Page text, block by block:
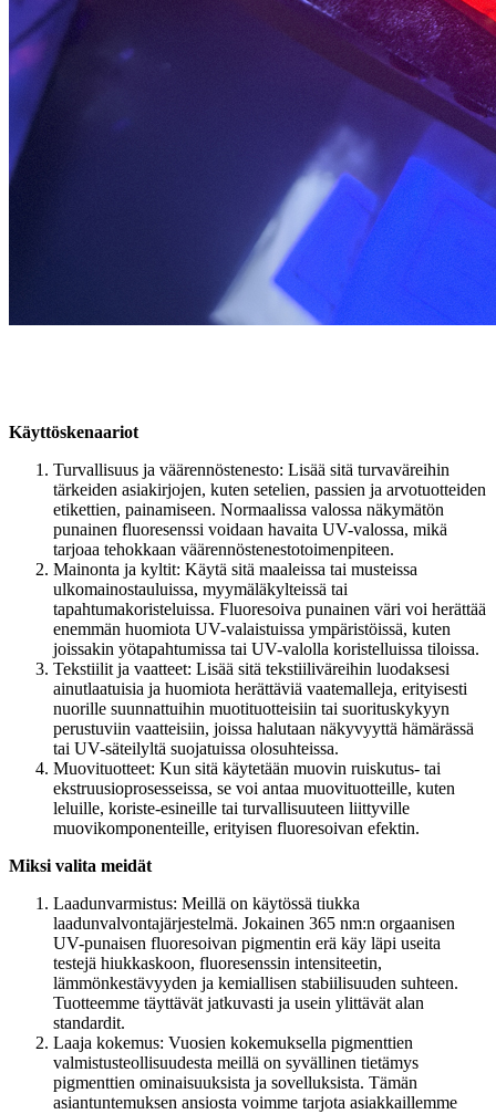
Käyttöskenaariot
Turvallisuus ja väärennöstenesto: Lisää sitä turvaväreihin
tärkeiden asiakirjojen, kuten setelien, passien ja arvotuotteiden
etikettien, painamiseen. Normaalissa valossa näkymätön
punainen fluoresenssi voidaan havaita UV-valossa, mikä
tarjoaa tehokkaan väärennöstenestotoimenpiteen.
Mainonta ja kyltit: Käytä sitä maaleissa tai musteissa
ulkomainostauluissa, myymäläkylteissä tai
tapahtumakoristeluissa. Fluoresoiva punainen väri voi herättää
enemmän huomiota UV-valaistuissa ympäristöissä, kuten
joissakin yötapahtumissa tai UV-valolla koristelluissa tiloissa.
Tekstiilit ja vaatteet: Lisää sitä tekstiiliväreihin luodaksesi
ainutlaatuisia ja huomiota herättäviä vaatemalleja, erityisesti
nuorille suunnattuihin muotituotteisiin tai suorituskykyyn
perustuviin vaatteisiin, joissa halutaan näkyvyyttä hämärässä
tai UV-säteilyltä suojatuissa olosuhteissa.
Muovituotteet: Kun sitä käytetään muovin ruiskutus- tai
ekstruusioprosesseissa, se voi antaa muovituotteille, kuten
leluille, koriste-esineille tai turvallisuuteen liittyville
muovikomponenteille, erityisen fluoresoivan efektin.
Miksi valita meidät
Laadunvarmistus: Meillä on käytössä tiukka
laadunvalvontajärjestelmä. Jokainen 365 nm:n orgaanisen
UV-punaisen fluoresoivan pigmentin erä käy läpi useita
testejä hiukkaskoon, fluoresenssin intensiteetin,
lämmönkestävyyden ja kemiallisen stabiilisuuden suhteen.
Tuotteemme täyttävät jatkuvasti ja usein ylittävät alan
standardit.
Laaja kokemus: Vuosien kokemuksella pigmenttien
valmistusteollisuudesta meillä on syvällinen tietämys
pigmenttien ominaisuuksista ja sovelluksista. Tämän
asiantuntemuksen ansiosta voimme tarjota asiakkaillemme